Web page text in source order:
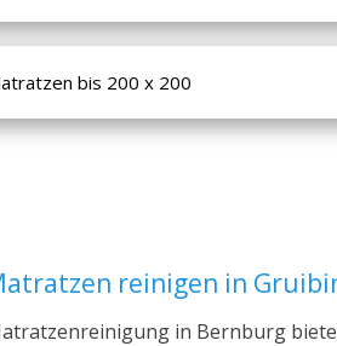
bis 200 x 200
reinigen in
in Bernburg